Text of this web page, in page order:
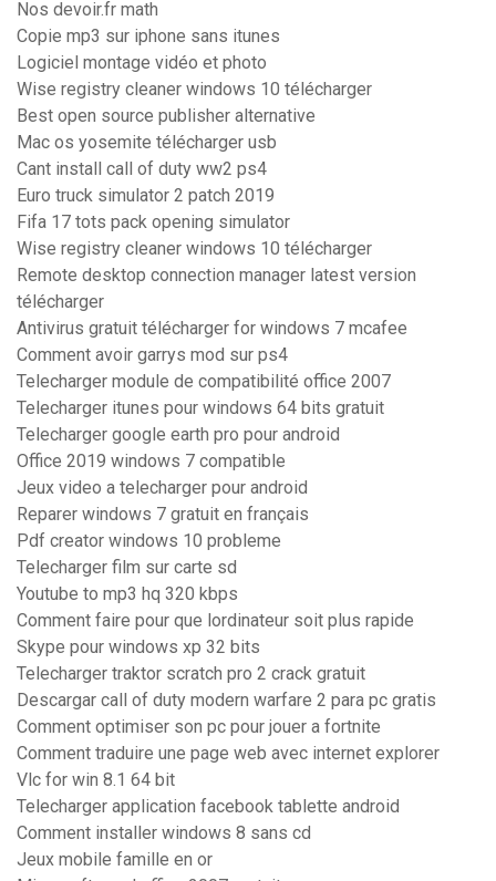
Nos devoir.fr math
Copie mp3 sur iphone sans itunes
Logiciel montage vidéo et photo
Wise registry cleaner windows 10 télécharger
Best open source publisher alternative
Mac os yosemite télécharger usb
Cant install call of duty ww2 ps4
Euro truck simulator 2 patch 2019
Fifa 17 tots pack opening simulator
Wise registry cleaner windows 10 télécharger
Remote desktop connection manager latest version
télécharger
Antivirus gratuit télécharger for windows 7 mcafee
Comment avoir garrys mod sur ps4
Telecharger module de compatibilité office 2007
Telecharger itunes pour windows 64 bits gratuit
Telecharger google earth pro pour android
Office 2019 windows 7 compatible
Jeux video a telecharger pour android
Reparer windows 7 gratuit en français
Pdf creator windows 10 probleme
Telecharger film sur carte sd
Youtube to mp3 hq 320 kbps
Comment faire pour que lordinateur soit plus rapide
Skype pour windows xp 32 bits
Telecharger traktor scratch pro 2 crack gratuit
Descargar call of duty modern warfare 2 para pc gratis
Comment optimiser son pc pour jouer a fortnite
Comment traduire une page web avec internet explorer
Vlc for win 8.1 64 bit
Telecharger application facebook tablette android
Comment installer windows 8 sans cd
Jeux mobile famille en or